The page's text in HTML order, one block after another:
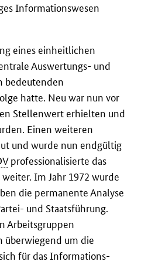
Informationswesen
eines einheitlichen
Auswertungs- und
bedeutenden
hatte. Neu war nun vor
Stellenwert erhielten und
Einen weiteren
und wurde nun endgültig
professionalisierte das
Im Jahr 1972 wurde
die permanente Analyse
und Staatsführung.
Arbeitsgruppen
überwiegend um die
für das Informations-